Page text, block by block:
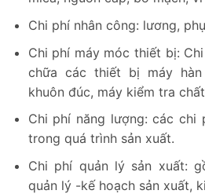
Chi phí nhân công: lương,
Chi phí máy móc thiết bị:
chữa các thiết bị máy
khuôn đúc, máy kiểm tra
Chi phí năng lượng: các chi
trong quá trình sản xuất.
Chi phí quản lý sản xuất:
quản lý -kế hoạch sản xuất,